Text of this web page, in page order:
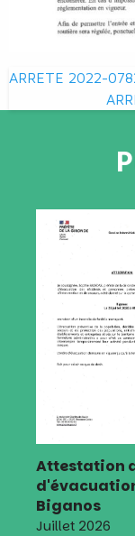
Navigation
de
ARRETE 2022-
Attestation
Biganos
Juillet 2026